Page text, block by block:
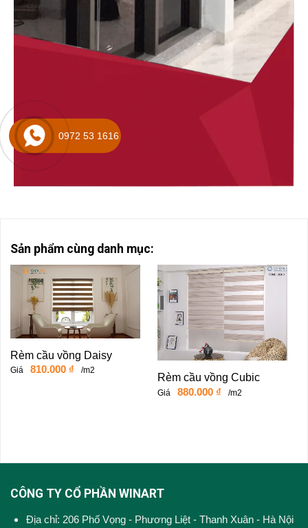
Sản phẩm cùng danh mục:
Rèm cầu vồng Daisy
Giá 810.000 ₫ /m2
Rèm cầu vồng Cubic
Giá 880.000 ₫ /m2
CÔNG TY CỔ PHẦN WINART
Địa chỉ: 206 Phố Vọng - Phương Liệt - Thanh Xuân - Hà Nội
0972 53 1616